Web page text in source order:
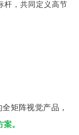
杆，共同定义高节
矩阵视觉产品，
。